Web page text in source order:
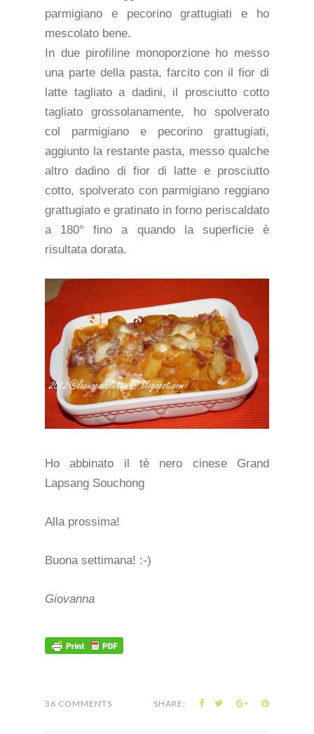
parmigiano e pecorino grattugiati e ho
mescolato bene.
In due pirofiline monoporzione ho messo
una parte della pasta, farcito con il fior di
latte tagliato a dadini, il prosciutto cotto
tagliato grossolanamente, ho spolverato
col parmigiano e pecorino grattugiati,
aggiunto la restante pasta, messo qualche
altro dadino di fior di latte e prosciutto
cotto, spolverato con parmigiano reggiano
grattugiato e gratinato in forno periscaldato
a 180° fino a quando la superficie è
risultata dorata.
Ho abbinato il tè nero cinese Grand
Lapsang Souchong
Alla prossima!
Buona settimana! :-)
Giovanna
36 COMMENTS SHARE: